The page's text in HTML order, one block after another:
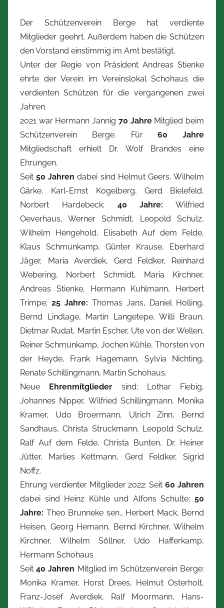
n
n
Der Schützenverein Berge hat verdiente
Mitglieder geehrt. Außerdem haben die Schützen
den Vorstand einstimmig im Amt bestätigt.
Unter der Regie von Präsident Andreas Stienke
ehrte der Verein im Vereinslokal Schohaus die
verdienten Schützen für die vergangenen zwei
Jahren.
2021 war Hermann Jannig 70 JahreMitglied beim
Schützenverein Berge. Für60 Jahre
Mitgliedschaft erhielt Dr. Wolf Brandes eine
Ehrungen.
Seit50 Jahren dabei sind Helmut Geers, Wilhelm
Gärke, Karl-Ernst Kogelberg, Gerd Bielefeld,
Norbert Hardebeck; 40 Jahre: Wilfried
Oeverhaus, Werner Schmidt, Leopold Schulz,
Wilhelm Hengehold, Elisabeth Auf dem Felde,
Klaus Schmunkamp, Günter Krause, Eberhard
Jäger, Maria Averdiek, Gerd Feldker, Reinhard
Webering, Norbert Schmidt, Maria Kirchner,
Andreas Stienke, Hermann Kuhlmann, Herbert
Trimpe; 25 Jahre: Thomas Jans, Daniel Holling,
Bernd Lindlage, Martin Langetepe, Willi Braun,
Dietmar Rudat, Martin Escher, Ute von der Wellen,
Reiner Schmunkamp, Jochen Kühle, Thorsten von
der Heyde, Frank Hagemann, Sylvia Nichting,
Renate Schillingmann, Martin Schohaus.
Neue Ehrenmitglieder sind: Lothar Fiebig,
Johannes Nipper, Wilfried Schillingmann, Monika
Kramer, Udo Broermann, Ulrich Zinn, Bernd
Sandhaus, Christa Struckmann, Leopold Schulz,
Ralf Auf dem Felde, Christa Bunten, Dr. Heiner
Jütter, Marlies Kettmann, Gerd Feldker, Sigrid
Noffz.
Ehrung verdienter Mitglieder 2022: Seit60 Jahren
dabei sind Heinz Kühle und Alfons Schulte; 50
Jahre: Theo Brunneke sen., Herbert Mack, Bernd
Heisen, Georg Hemann, Bernd Kirchner, Wilhelm
Kirchner, Wilhelm Söllner, Udo Hafferkamp,
Hermann Schohaus
Seit40 Jahren Mitglied im Schützenverein Berge:
Monika Kramer, Horst Drees, Helmut Osterholt,
Franz-Josef Averdiek, Ralf Moormann, Hans-